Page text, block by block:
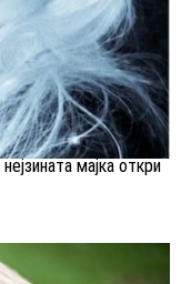
мајка откри